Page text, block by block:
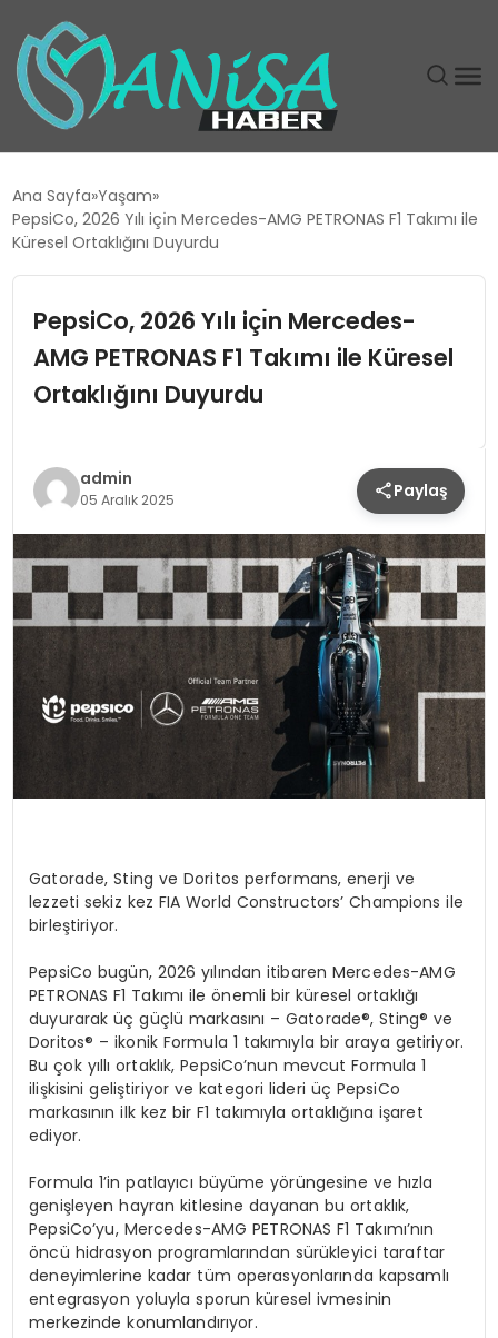
EĞITIM
GÜNDEM
SIYASET
SPOR
TEKNOLOJI
YAŞAM
Ana Sayfa Yaşam
PepsiCo, 2026 Yılı içı̇n Mercedes-AMG PETRONAS F1 Takımı ile
Küresel Ortaklığını Duyurdu
PepsiCo, 2026 Yılı içı̇n Mercedes-
AMG PETRONAS F1 Takımı ile Küresel
Ortaklığını Duyurdu
admin
05 Aralık 2025 Paylaş
Gatorade, Sting ve Doritos performans, enerji ve
lezzeti sekiz kez FIA World Constructors’ Champions ile
birleştiriyor.
PepsiCo bugün, 2026 yılından itibaren Mercedes-AMG
PETRONAS F1 Takımı ile önemli bir küresel ortaklığı
duyurarak üç güçlü markasını – Gatorade®, Sting® ve
Doritos® – ikonik Formula 1 takımıyla bir araya getiriyor.
Bu çok yıllı ortaklık, PepsiCo’nun mevcut Formula 1
ilişkisini geliştiriyor ve kategori lideri üç PepsiCo
markasının ilk kez bir F1 takımıyla ortaklığına işaret
ediyor.
Formula 1’in patlayıcı büyüme yörüngesine ve hızla
genişleyen hayran kitlesine dayanan bu ortaklık,
PepsiCo’yu, Mercedes-AMG PETRONAS F1 Takımı’nın
öncü hidrasyon programlarından sürükleyici taraftar
deneyimlerine kadar tüm operasyonlarında kapsamlı
entegrasyon yoluyla sporun küresel ivmesinin
merkezinde konumlandırıyor.